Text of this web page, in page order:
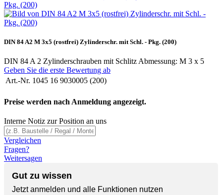
DIN 84 A2 M 3x5 (rostfrei) Zylinderschr. mit Schl. - Pkg. (200)
DIN 84 A 2 Zylinderschrauben mit Schlitz Abmessung: M 3 x 5
Geben Sie die erste Bewertung ab
Art.-Nr. 1045 16 9030005 (200)
Preise werden nach Anmeldung angezeigt.
Interne Notiz zur Position an uns
Vergleichen
Fragen?
Weitersagen
Gut zu wissen
Jetzt anmelden und alle Funktionen nutzen